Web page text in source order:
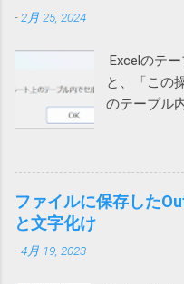
しておこう
Windows や
をWindows
ベースが
ため、これ
にかけて
ました。 も
にして音声
度は通話
らTeamsの
やってみた
Windows
destination
暮れつつ
「すべて展
コード「
- 2月 25, 2024
Excelのテ
と、「この
のテーブル
メッセー
す。 長年こ
あるときど
べたところ
ファイルに保存した
と文字化け
-4月 19, 2023